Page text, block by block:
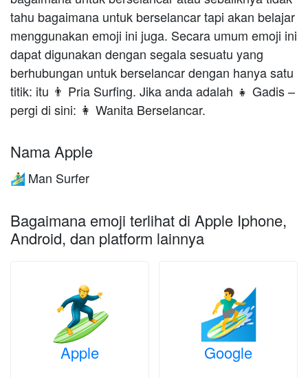
tahu bagaimana untuk berselancar tapi akan belajar
menggunakan emoji ini juga. Secara umum emoji ini
dapat digunakan dengan segala sesuatu yang
berhubungan untuk berselancar dengan hanya satu
titik: itu 👨 Pria Surfing. Jika anda adalah 👧 Gadis –
pergi di sini: 👩 Wanita Berselancar.
Nama Apple
🏄‍♂️ Man Surfer
Bagaimana emoji terlihat di Apple Iphone,
Android, dan platform lainnya
Apple Google